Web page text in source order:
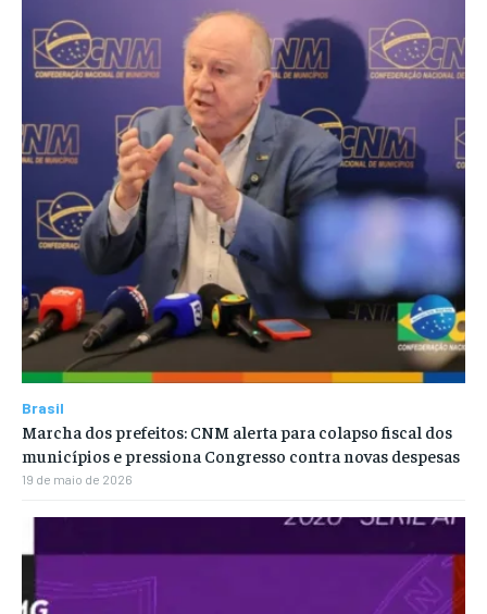
Brasil
Marcha dos prefeitos: CNM alerta para colapso fiscal dos
municípios e pressiona Congresso contra novas despesas
19 de maio de 2026